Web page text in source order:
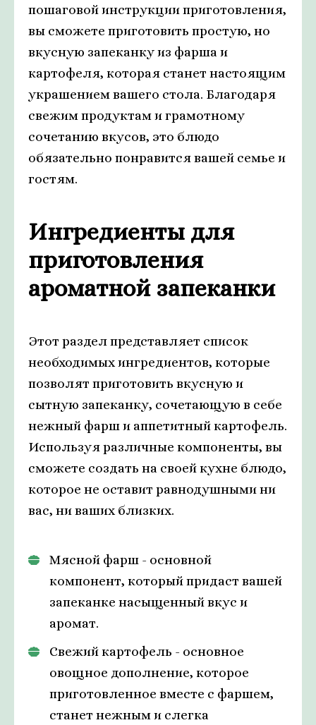
пошаговой инструкции приготовления,
вы сможете приготовить простую, но
вкусную запеканку из фарша и
картофеля, которая станет настоящим
украшением вашего стола. Благодаря
свежим продуктам и грамотному
сочетанию вкусов, это блюдо
обязательно понравится вашей семье и
гостям.
Ингредиенты для
приготовления
ароматной запеканки
Этот раздел представляет список
необходимых ингредиентов, которые
позволят приготовить вкусную и
сытную запеканку, сочетающую в себе
нежный фарш и аппетитный картофель.
Используя различные компоненты, вы
сможете создать на своей кухне блюдо,
которое не оставит равнодушными ни
вас, ни ваших близких.
Мясной фарш - основной
компонент, который придаст вашей
запеканке насыщенный вкус и
аромат.
Свежий картофель - основное
овощное дополнение, которое
приготовленное вместе с фаршем,
станет нежным и слегка